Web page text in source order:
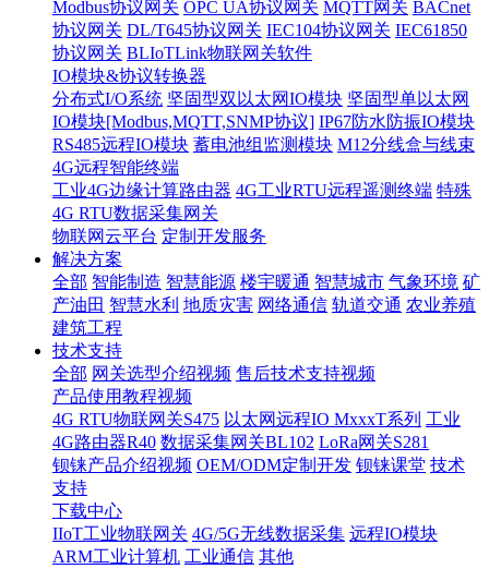
Modbus协议网关 OPC UA协议网关 MQTT网关 BACnet
协议网关 DL/T645协议网关 IEC104协议网关 IEC61850
协议网关 BLIoTLink物联网关软件
IO模块&协议转换器
分布式I/O系统 坚固型双以太网IO模块 坚固型单以太网
IO模块[Modbus,MQTT,SNMP协议] IP67防水防振IO模块
RS485远程IO模块 蓄电池组监测模块 M12分线盒与线束
4G远程智能终端
工业4G边缘计算路由器 4G工业RTU远程遥测终端 特殊
4G RTU数据采集网关
物联网云平台 定制开发服务
解决方案
全部 智能制造 智慧能源 楼宇暖通 智慧城市 气象环境 矿
产油田 智慧水利 地质灾害 网络通信 轨道交通 农业养殖
建筑工程
技术支持
全部 网关选型介绍视频 售后技术支持视频
产品使用教程视频
4G RTU物联网关S475 以太网远程IO MxxxT系列 工业
4G路由器R40 数据采集网关BL102 LoRa网关S281
钡铼产品介绍视频 OEM/ODM定制开发 钡铼课堂 技术
支持
下载中心
IIoT工业物联网关 4G/5G无线数据采集 远程IO模块
ARM工业计算机 工业通信 其他